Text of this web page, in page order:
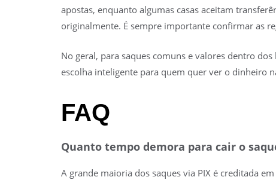
apostas, enquanto algumas casas aceitam
originalmente. É sempre importante confirmar as
No geral, para saques comuns e valores dentro
escolha inteligente para quem quer ver o dinheiro
FAQ
Quanto tempo demora para cair o
A grande maioria dos saques via PIX é creditada